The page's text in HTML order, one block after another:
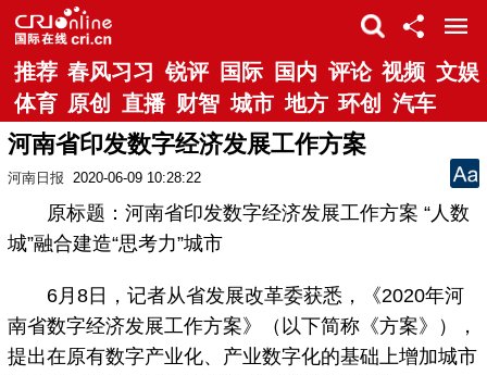
推荐 春风习习 锐评 国际 国内 评论 视频 文娱
体育 原创 直播 财智 城市 地方 环创 汽车
河南省印发数字经济发展工作方案
河南日报 2020-06-09 10:28:22
原标题：河南省印发数字经济发展工作方案 “人数
城”融合建造“思考力”城市
6月8日，记者从省发展改革委获悉，《2020年河
南省数字经济发展工作方案》（以下简称《方案》），
提出在原有数字产业化、产业数字化的基础上增加城市